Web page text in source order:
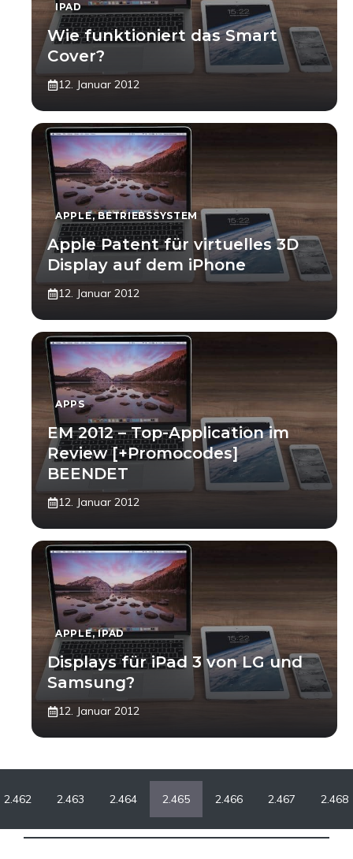
IPAD
Wie funktioniert das Smart
Cover?
12. Januar 2012
APPLE,BETRIEBSSYSTEM
Apple Patent für virtuelles 3D
Display auf dem iPhone
12. Januar 2012
APPS
EM 2012 – Top-Application im
Review [+Promocodes]
BEENDET
12. Januar 2012
APPLE,IPAD
Displays für iPad 3 von LG und
Samsung?
12. Januar 2012
2.462 2.463 2.464 2.465 2.466 2.467 2.468